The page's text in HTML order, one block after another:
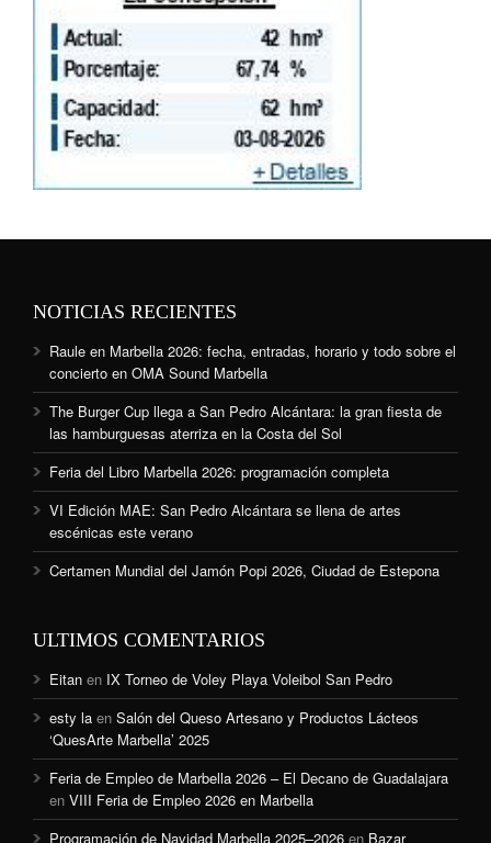
NOTICIAS RECIENTES
Raule en Marbella 2026: fecha, entradas, horario y todo sobre el
concierto en OMA Sound Marbella
The Burger Cup llega a San Pedro Alcántara: la gran fiesta de
las hamburguesas aterriza en la Costa del Sol
Feria del Libro Marbella 2026: programación completa
VI Edición MAE: San Pedro Alcántara se llena de artes
escénicas este verano
Certamen Mundial del Jamón Popi 2026, Ciudad de Estepona
ULTIMOS COMENTARIOS
Eitan en IX Torneo de Voley Playa Voleibol San Pedro
esty la en Salón del Queso Artesano y Productos Lácteos
‘QuesArte Marbella’ 2025
Feria de Empleo de Marbella 2026 – El Decano de Guadalajara
en VIII Feria de Empleo 2026 en Marbella
Programación de Navidad Marbella 2025–2026 en Bazar